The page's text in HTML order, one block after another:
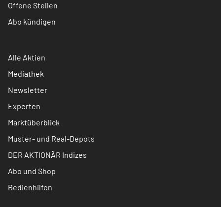
Offene Stellen
Abo kündigen
Alle Aktien
Mediathek
Newsletter
Experten
Marktüberblick
Muster- und Real-Depots
DER AKTIONÄR Indizes
Abo und Shop
Bedienhilfen